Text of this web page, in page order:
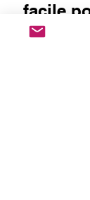
facile
de